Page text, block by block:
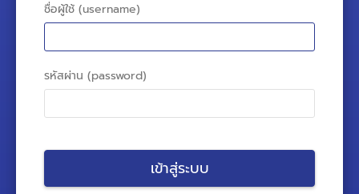
ชื่อผู้ใช้ (username)
รหัสผ่าน (password)
เข้าสู่ระบบ